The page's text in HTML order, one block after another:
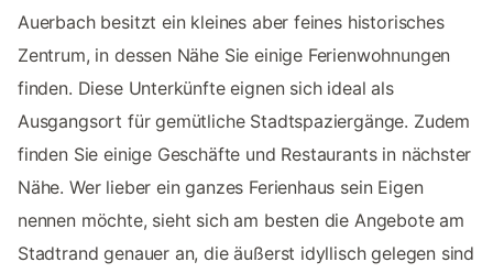
Auerbach besitzt ein kleines aber feines historisches
Zentrum, in dessen Nähe Sie einige Ferienwohnungen
finden. Diese Unterkünfte eignen sich ideal als
Ausgangsort für gemütliche Stadtspaziergänge. Zudem
finden Sie einige Geschäfte und Restaurants in nächster
Nähe. Wer lieber ein ganzes Ferienhaus sein Eigen
nennen möchte, sieht sich am besten die Angebote am
Stadtrand genauer an, die äußerst idyllisch gelegen sind